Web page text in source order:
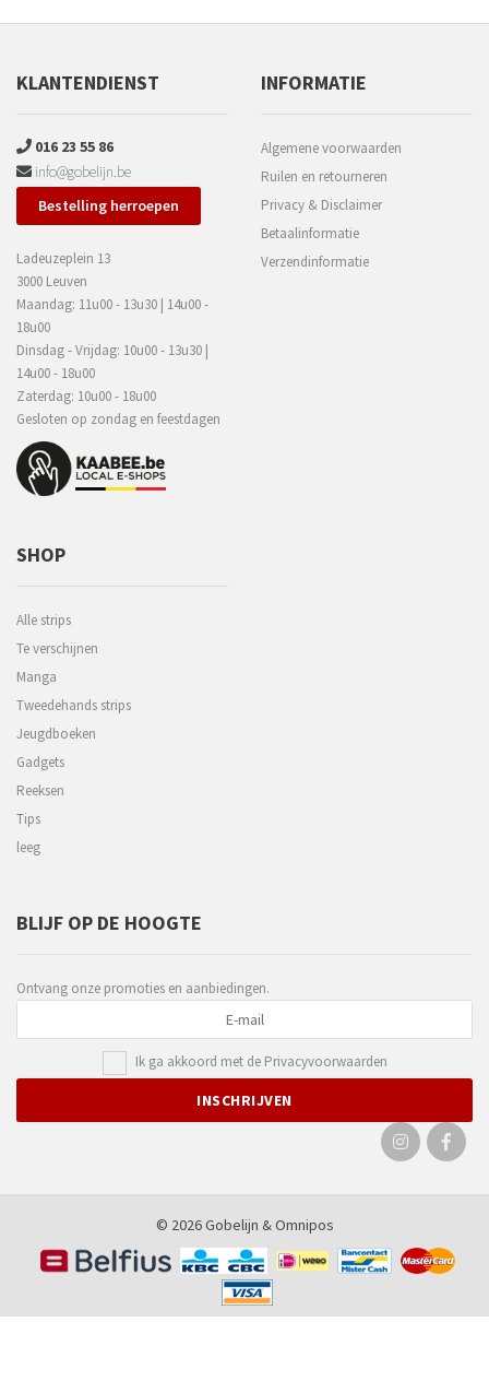
KLANTENDIENST
016 23 55 86
info@gobelijn.be
Bestelling herroepen
Ladeuzeplein 13
3000 Leuven
Maandag: 11u00 - 13u30 | 14u00 -
18u00
Dinsdag - Vrijdag: 10u00 - 13u30 |
14u00 - 18u00
Zaterdag: 10u00 - 18u00
Gesloten op zondag en feestdagen
INFORMATIE
Algemene voorwaarden
Ruilen en retourneren
Privacy & Disclaimer
Betaalinformatie
Verzendinformatie
SHOP
Alle strips
Te verschijnen
Manga
Tweedehands strips
Jeugdboeken
Gadgets
Reeksen
Tips
leeg
BLIJF OP DE HOOGTE
Ontvang onze promoties en aanbiedingen.
Ik ga akkoord met de Privacyvoorwaarden
© 2026 Gobelijn &Omnipos